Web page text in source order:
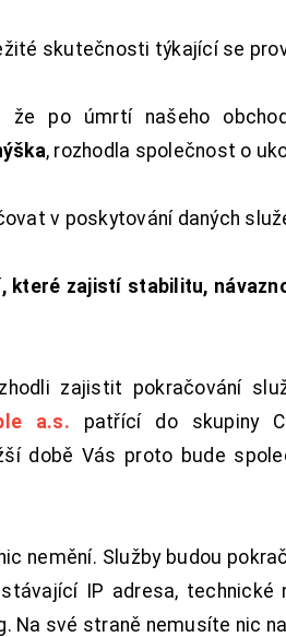
skutečnosti týkající se
že po úmrtí našeho
, rozhodla společnost o
v poskytování daných
zajistí stabilitu,
zajistit pokračování
a.s. patřící do skupiny
době Vás proto bude
nemění. Služby budou
IP adresa, technické
Na své straně nemusíte nic